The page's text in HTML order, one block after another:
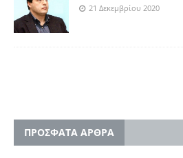
21 Δεκεμβρίου 2020
ΠΡΟΣΦΑΤΑ ΑΡΘΡΑ